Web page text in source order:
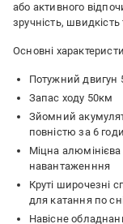
або активного
зручність,
Основні
Потужний двигун
Запас ходу 50км
Зйомний
повністю за 6
Міцна
навантаженння
Круті широчезні
для катання по
Навісне